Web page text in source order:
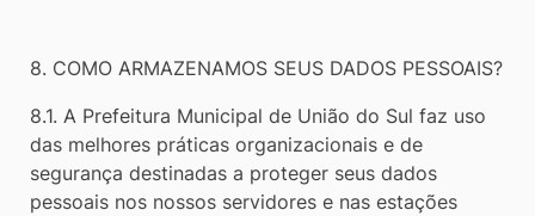
8. COMO ARMAZENAMOS SEUS DADOS PESSOAIS?
8.1. A Prefeitura Municipal de União do Sul faz uso
das melhores práticas organizacionais e de
segurança destinadas a proteger seus dados
pessoais nos nossos servidores e nas estações